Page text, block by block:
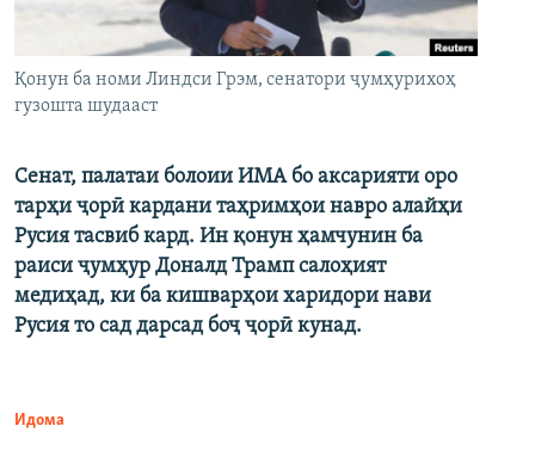
Қонун ба номи Линдси Грэм, сенатори ҷумҳурихоҳ
гузошта шудааст
Сенат, палатаи болоии ИМА бо аксарияти оро
тарҳи ҷорӣ кардани таҳримҳои навро алайҳи
Русия тасвиб кард. Ин қонун ҳамчунин ба
раиси ҷумҳур Доналд Трамп салоҳият
медиҳад, ки ба кишварҳои харидори нави
Русия то сад дарсад боҷ ҷорӣ кунад.
Идома